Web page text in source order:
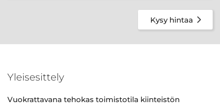
Kysy hintaa
Yleisesittely
Vuokrattavana tehokas toimistotila kiinteistön